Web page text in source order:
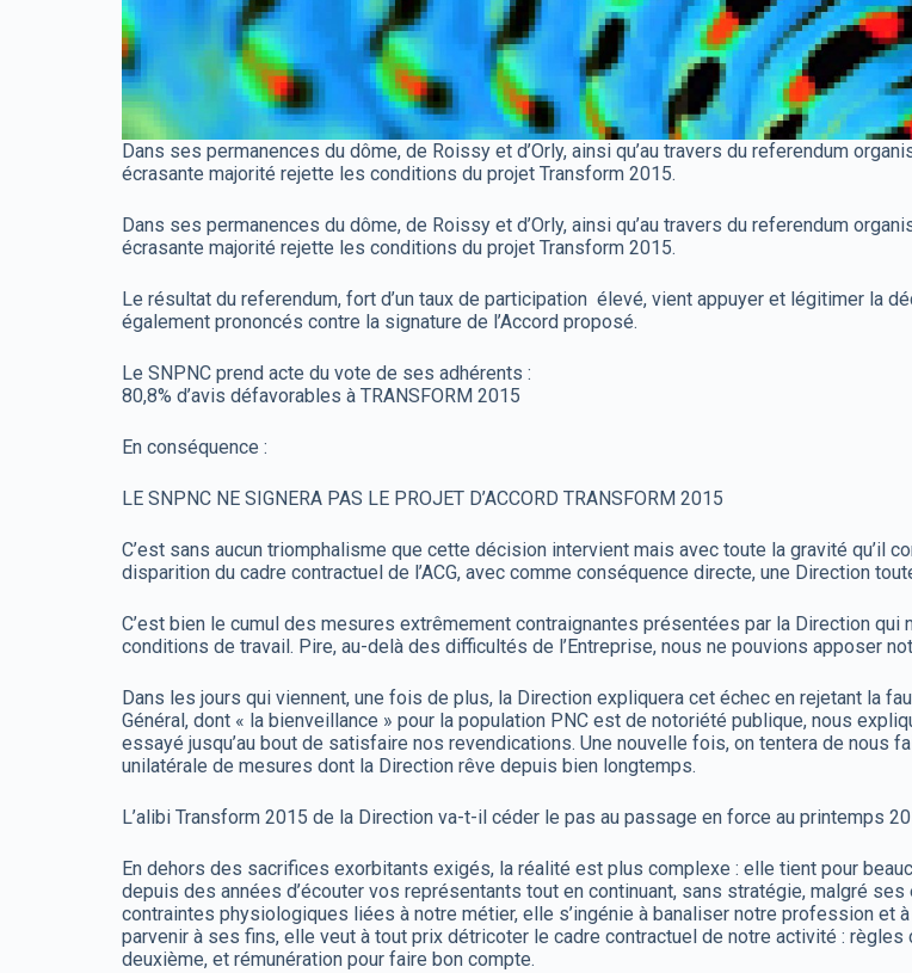
Dans ses permanences du dôme, de Roissy et d’Orly, ainsi qu’au travers du referendum
écrasante majorité rejette les conditions du projet Transform 2015.
Dans ses permanences du dôme, de Roissy et d’Orly, ainsi qu’au travers du referendum
écrasante majorité rejette les conditions du projet Transform 2015.
Le résultat du referendum, fort d’un taux de participation élevé, vient appuyer et légitimer la
également prononcés contre la signature de l’Accord proposé.
Le SNPNC prend acte du vote de ses adhérents :
80,8% d’avis défavorables à TRANSFORM 2015
En conséquence :
LE SNPNC NE SIGNERA PAS LE PROJET D’ACCORD TRANSFORM 2015
C’est sans aucun triomphalisme que cette décision intervient mais avec toute la gravité qu’il
disparition du cadre contractuel de l’ACG, avec comme conséquence directe, une Direction
C’est bien le cumul des mesures extrêmement contraignantes présentées par la Direction
conditions de travail. Pire, au-delà des difficultés de l’Entreprise, nous ne pouvions apposer
Dans les jours qui viennent, une fois de plus, la Direction expliquera cet échec en rejetant la
Général, dont « la bienveillance » pour la population PNC est de notoriété publique, nous
essayé jusqu’au bout de satisfaire nos revendications. Une nouvelle fois, on tentera de nous
unilatérale de mesures dont la Direction rêve depuis bien longtemps.
L’alibi Transform 2015 de la Direction va-t-il céder le pas au passage en force au printemps
En dehors des sacrifices exorbitants exigés, la réalité est plus complexe : elle tient pour
depuis des années d’écouter vos représentants tout en continuant, sans stratégie, malgré
contraintes physiologiques liées à notre métier, elle s’ingénie à banaliser notre profession et
parvenir à ses fins, elle veut à tout prix détricoter le cadre contractuel de notre activité :
deuxième, et rémunération pour faire bon compte.